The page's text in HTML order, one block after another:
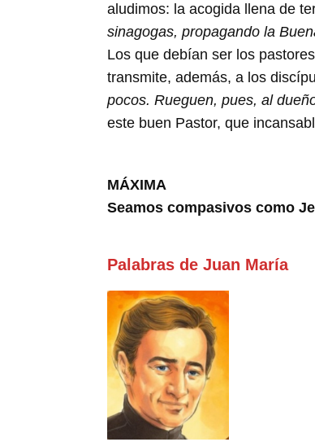
aludimos: la acogida llena de
sinagogas, propagando la
Los que debían ser los
transmite, además, a los
pocos. Rueguen, pues, al
este buen Pastor, que
MÁXIMA
Seamos compasivos como
Palabras de Juan María